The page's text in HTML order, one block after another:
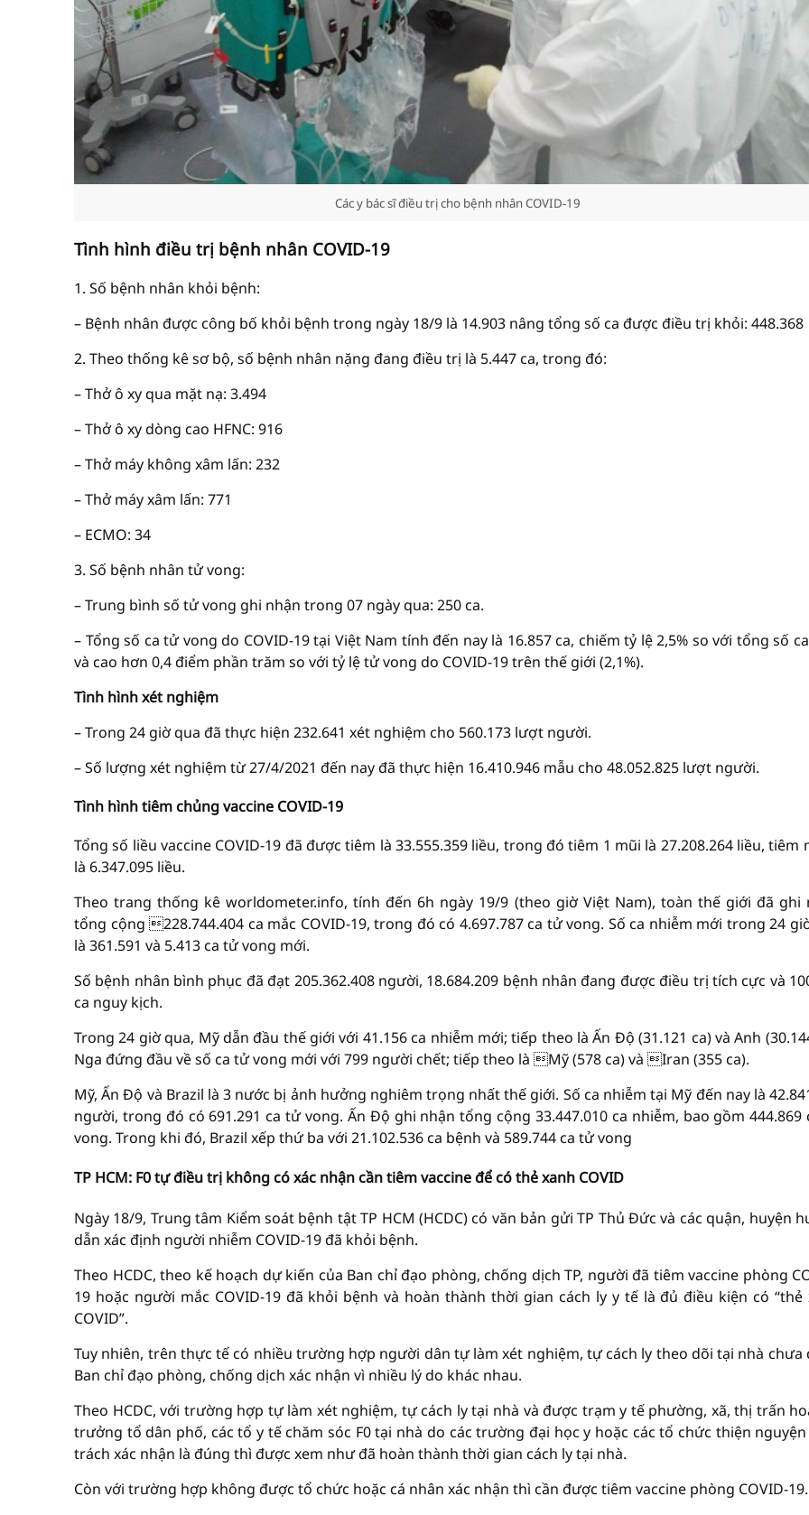
Các y bác sĩ điều trị cho bệnh nhân COVID-19
Tình hình điều trị bệnh nhân COVID-19
1. Số bệnh nhân khỏi bệnh:
– Bệnh nhân được công bố khỏi bệnh trong ngày 18/9 là 14.903 nâng tổng số ca được điều trị khỏi: 448.368
2. Theo thống kê sơ bộ, số bệnh nhân nặng đang điều trị là 5.447 ca, trong đó:
– Thở ô xy qua mặt nạ: 3.494
– Thở ô xy dòng cao HFNC: 916
– Thở máy không xâm lấn: 232
– Thở máy xâm lấn: 771
– ECMO: 34
3. Số bệnh nhân tử vong:
– Trung bình số tử vong ghi nhận trong 07 ngày qua: 250 ca.
– Tổng số ca tử vong do COVID-19 tại Việt Nam tính đến nay là 16.857 ca, chiếm tỷ lệ 2,5% so với tổng số
và cao hơn 0,4 điểm phần trăm so với tỷ lệ tử vong do COVID-19 trên thế giới (2,1%).
Tình hình xét nghiệm
– Trong 24 giờ qua đã thực hiện 232.641 xét nghiệm cho 560.173 lượt người.
– Số lượng xét nghiệm từ 27/4/2021 đến nay đã thực hiện 16.410.946 mẫu cho 48.052.825 lượt người.
Tình hình tiêm chủng vaccine COVID-19
Tổng số liều vaccine COVID-19 đã được tiêm là 33.555.359 liều, trong đó tiêm 1 mũi là 27.208.264 liều, tiêm
là 6.347.095 liều.
Theo trang thống kê worldometer.info, tính đến 6h ngày 19/9 (theo giờ Việt Nam), toàn thế giới đã ghi
tổng cộng 228.744.404 ca mắc COVID-19, trong đó có 4.697.787 ca tử vong. Số ca nhiễm mới trong 24
là 361.591 và 5.413 ca tử vong mới.
Số bệnh nhân bình phục đã đạt 205.362.408 người, 18.684.209 bệnh nhân đang được điều trị tích cực và
ca nguy kịch.
Trong 24 giờ qua, Mỹ dẫn đầu thế giới với 41.156 ca nhiễm mới; tiếp theo là Ấn Độ (31.121 ca) và Anh
Nga đứng đầu về số ca tử vong mới với 799 người chết; tiếp theo là Mỹ (578 ca) và Iran (355 ca).
Mỹ, Ấn Độ và Brazil là 3 nước bị ảnh hưởng nghiêm trọng nhất thế giới. Số ca nhiễm tại Mỹ đến nay là
người, trong đó có 691.291 ca tử vong. Ấn Độ ghi nhận tổng cộng 33.447.010 ca nhiễm, bao gồm 444.869
vong. Trong khi đó, Brazil xếp thứ ba với 21.102.536 ca bệnh và 589.744 ca tử vong
TP HCM: F0 tự điều trị không có xác nhận cần tiêm vaccine để có thẻ xanh COVID
Ngày 18/9, Trung tâm Kiểm soát bệnh tật TP HCM (HCDC) có văn bản gửi TP Thủ Đức và các quận, huyện
dẫn xác định người nhiễm COVID-19 đã khỏi bệnh.
Theo HCDC, theo kế hoạch dự kiến của Ban chỉ đạo phòng, chống dịch TP, người đã tiêm vaccine phòng
19 hoặc người mắc COVID-19 đã khỏi bệnh và hoàn thành thời gian cách ly y tế là đủ điều kiện có “thẻ
COVID”.
Tuy nhiên, trên thực tế có nhiều trường hợp người dân tự làm xét nghiệm, tự cách ly theo dõi tại nhà chưa
Ban chỉ đạo phòng, chống dịch xác nhận vì nhiều lý do khác nhau.
Theo HCDC, với trường hợp tự làm xét nghiệm, tự cách ly tại nhà và được trạm y tế phường, xã, thị trấn
trưởng tổ dân phố, các tổ y tế chăm sóc F0 tại nhà do các trường đại học y hoặc các tổ chức thiện
trách xác nhận là đúng thì được xem như đã hoàn thành thời gian cách ly tại nhà.
Còn với trường hợp không được tổ chức hoặc cá nhân xác nhận thì cần được tiêm vaccine phòng COVID-19.